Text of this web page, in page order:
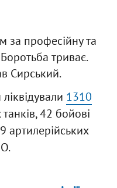
за професійну та
триває.
Сирський.
1310
42 бойові
артилерійських